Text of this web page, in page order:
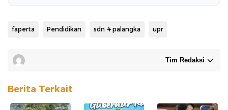
faperta Pendidikan sdn 4 palangka upr
Tim Redaksi
Berita Terkait